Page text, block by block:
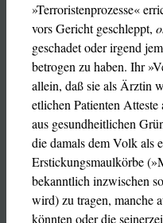
»Terroristenprozesse«
vors Gericht geschleppt,
geschadet oder irgend
betrogen zu haben. Ihr
allein, daß sie als Ärztin
etlichen Patienten Atteste
aus gesundheitlichen
die damals dem Volk als
Erstickungsmaulkörbe
bekanntlich inzwischen
wird) zu tragen, manche
könnten oder die